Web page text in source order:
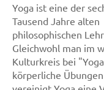
Yoga ist eine der
Tausend Jahre alten
philosophischen
Gleichwohl man im
Kulturkreis bei
körperliche